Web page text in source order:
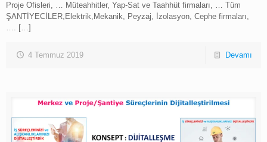
Proje Ofisleri, … Müteahhitler, Yap-Sat ve Taahhüt firmaları, … Tüm
ŞANTİYECİLER,Elektrik,Mekanik, Peyzaj, İzolasyon, Cephe firmaları,
…. […]
4 Temmuz 2019 Devamı